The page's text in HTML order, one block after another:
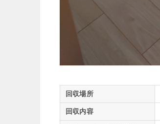
回収場所
回収内容